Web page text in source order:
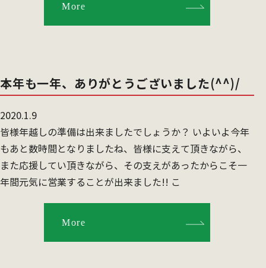
More
本年も一年、ありがとうございました(^^)/
2020.1.9
皆様年越しの準備は出来ましたでしょうか？ いよいよ今年
もあと数時間となりましたね、皆様に支えて頂きながら、
また応援してい頂きながら、その支えがあったからこそ一
年間元気に営業することが出来ました!! こ
More